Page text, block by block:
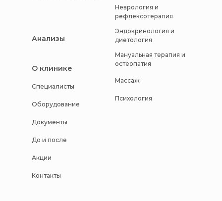
Анализы
О клинике
Мануальная терапия и
остеопатия
Специалисты
Оборудование
Документы
Массаж
До и после
Неврология и
рефлексотерапия
Психология
Акции
Контакты
Эндокринология и
диетология